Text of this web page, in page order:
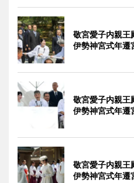
敬宮愛子内親
伊勢神宮式年遷
敬宮愛子内親
伊勢神宮式年遷
敬宮愛子内親
伊勢神宮式年遷